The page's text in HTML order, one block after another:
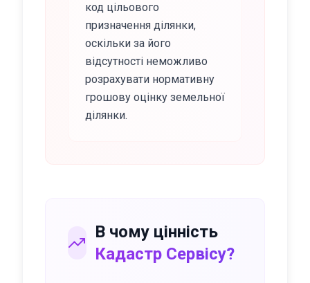
код цільового
призначення ділянки,
оскільки за його
відсутності неможливо
розрахувати нормативну
грошову оцінку земельної
ділянки.
В чому цінність
Кадастр Сервісу?